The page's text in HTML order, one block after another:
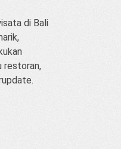
di Bali
restoran,